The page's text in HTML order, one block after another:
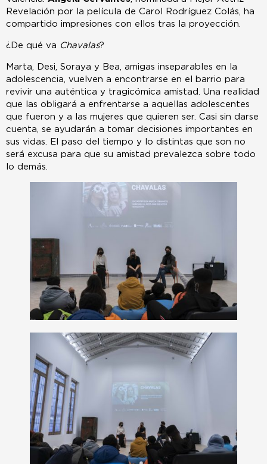
Revelación por la película de Carol Rodríguez Colás, ha
compartido impresiones con ellos tras la proyección.
¿De qué va Chavalas?
Marta, Desi, Soraya y Bea, amigas inseparables en la
adolescencia, vuelven a encontrarse en el barrio para
revivir una auténtica y tragicómica amistad. Una realidad
que las obligará a enfrentarse a aquellas adolescentes
que fueron y a las mujeres que quieren ser. Casi sin darse
cuenta, se ayudarán a tomar decisiones importantes en
sus vidas. El paso del tiempo y lo distintas que son no
será excusa para que su amistad prevalezca sobre todo
lo demás.